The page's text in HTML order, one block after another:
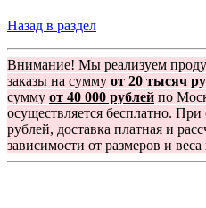
Назад в раздел
Внимание! Мы реализуем
заказы на сумму от 20 тысяч
сумму от 40 000 рублей по
осуществляется бесплатно. При
рублей, доставка платная и
зависимости от размеров и веса